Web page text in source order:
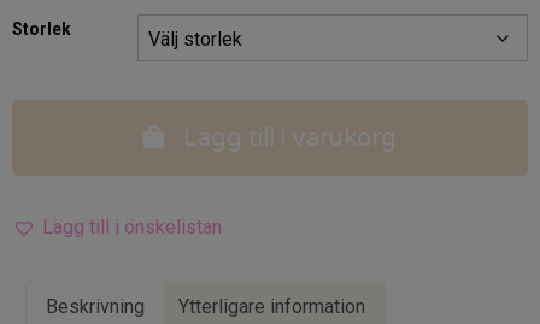
Storlek
Lägg till i varukorg
Lägg till i önskelistan
Beskrivning Ytterligare information